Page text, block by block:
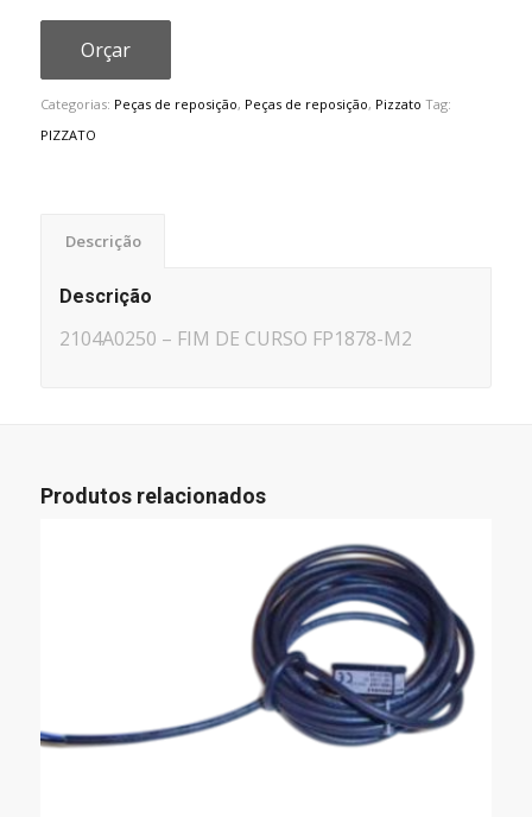
Orçar
Categorias: Peças de reposição, Peças de reposição, Pizzato Tag:
PIZZATO
Descrição
Descrição
2104A0250 – FIM DE CURSO FP1878-M2
Produtos relacionados